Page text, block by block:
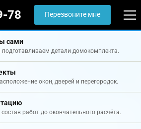
78 Перезвоните мне
сами
детали домокомплекта.
окон, дверей и перегородок.
работ до окончательного расчёта.